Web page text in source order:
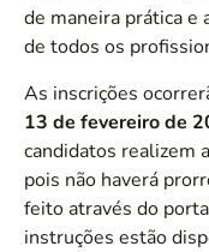
de maneira prática e
de todos os
As inscrições
13 de fevereiro de
candidatos realizem
pois não haverá
feito através do
instruções estão